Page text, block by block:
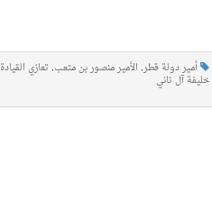
أمير دولة قطر, الأمير منصور بن متعب, تعازي القيادة
خليفة آل ثاني